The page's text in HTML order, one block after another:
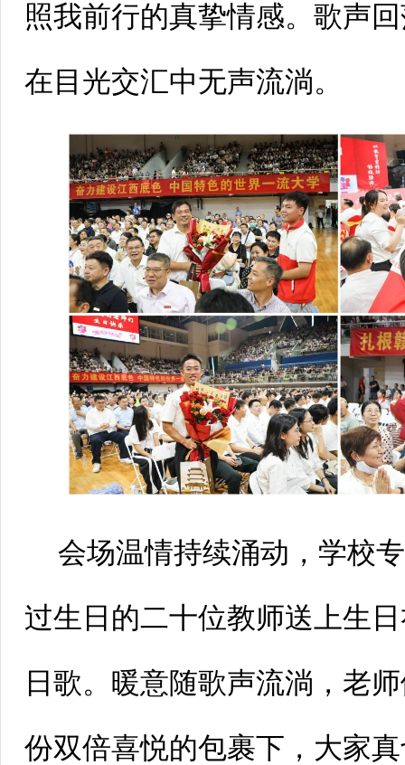
照我前行的真挚情感。歌声
在目光交汇中无声流淌。
会场温情持续涌动，学校
过生日的二十位教师送上生
日歌。暖意随歌声流淌，老
份双倍喜悦的包裹下，大家